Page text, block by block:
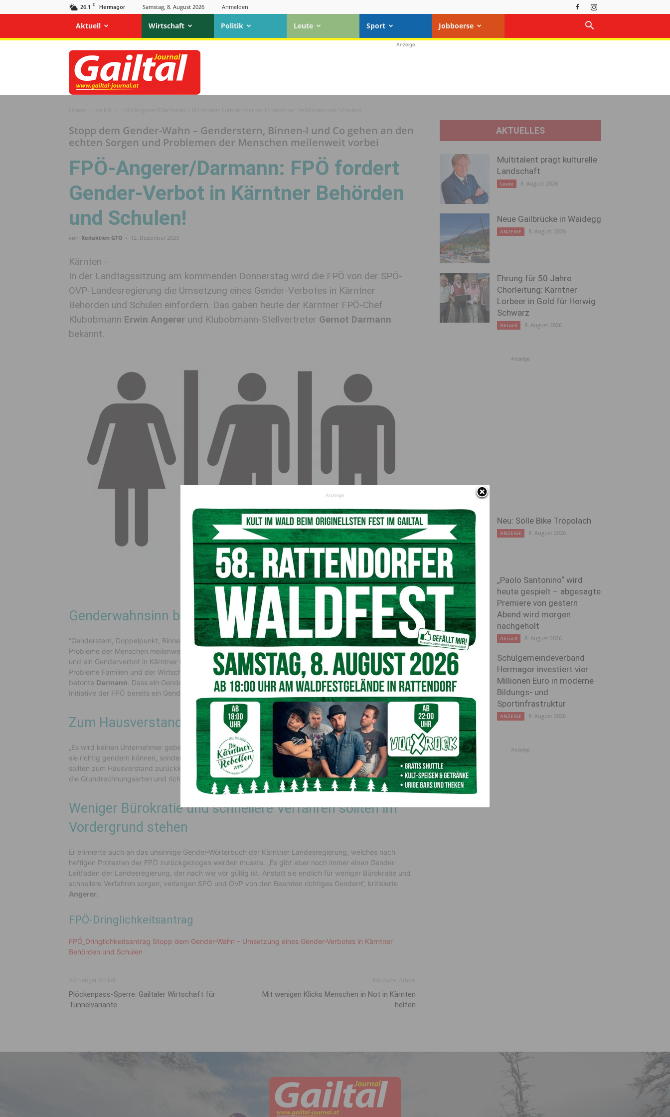
26.1 C Hermagor Samstag, 8. August 2026 Anmelden
Aktuell Wirtschaft Politik Leute Sport Jobboerse
Gailtal
Journal
Anzeige
Stopp dem Gender-Wahn – Genderstern, Binnen-I und Co gehen an den
echten Sorgen und Problemen der Menschen meilenweit vorbei
FPÖ-Angerer/Darmann: FPÖ fordert
Gender-Verbot in Kärntner Behörden
und Schulen!
von Redaktion GTO - 12. Dezember 2023
Kärnten -
In der Landtagssitzung am kommenden Donnerstag wird die FPÖ von der SPÖ-
ÖVP-Landesregierung die Umsetzung eines Gender-Verbotes in Kärntner
Behörden und Schulen einfordern. Das gaben heute der Kärntner FPÖ-Chef
Klubobmann Erwin Angerer und Klubobmann-Stellvertreter Gernot Darmann
bekannt.
© pixabay
Genderwahnsinn bekämpfen
“Genderstern, Doppelpunkt, Binnen-I und Co sind widersinnig und gehen an den echten Sorgen und
Probleme der Menschen meilenweit vorbei. Es ist längst überfällig, den Genderwahnsinn zu bekämpfen
und ein Genderverbot in Kärntner Behörden und Schulen umzusetzen. Wir müssen uns um die echten
Probleme Familien und der Wirtschaft kümmern, Gendern hat noch für niemanden etwas verbessert“,
betonte Darmann . Dass ein Gender-Verbot rechtlich möglich ist, zeige das Land Niederösterreich, wo auf
Initiative der FPÖ bereits ein Genderverbot umgesetzt wurde.
Zum Hausverstand zurückkommen
„Es wird keinen Unternehmer geben, der bei einem Bewerbungsgespräch junge Menschen fragen wird, ob
sie richtig gendern können, sondern er wird fragen, ob sie lesen, rechnen und schreiben können. Wir
sollten zum Hausverstand zurückkommen und das Bildungssystem dafür einsetzen, um unserer Jugend
die Grundrechnungsarten und richtiges Lesen und Schreiben beizubringen“, ergänzte FPÖ-ChefAngerer.
Weniger Bürokratie und schnellere Verfahren sollten im
Vordergrund stehen
Er erinnerte auch an das unsinnige Gender-Wörterbuch der Kärntner Landesregierung, welches nach
heftigen Protesten der FPÖ zurückgezogen werden musste. „Es gibt aber noch immer einen Gender-
Leitfaden der Landesregierung, der nach wie vor gültig ist. Anstatt sie endlich für weniger Bürokratie und
schnellere Verfahren sorgen, verlangen SPÖ und ÖVP von den Beamten richtiges Gendern“, kritisierte
Angerer
FPÖ-Dringlichkeitsantrag
FPÖ_Dringlichkeitsantrag Stopp dem Gender-Wahn – Umsetzung eines Gender-Verbotes in Kärntner
Behörden und Schulen
Plöckenpass-Sperre: Gailtaler Wirtschaft für
Tunnelvariante
Mit wenigen Klicks Menschen in Not in Kärnten
helfen
AKTUELLES
Multitalent prägt kulturelle
Landschaft
Leute 8. August 2026
Neue Gailbrücke in Waidegg
ANZEIGE 8. August 2026
Ehrung für 50 Jahre
Chorleitung: Kärntner
Lorbeer in Gold für Herwig
Schwarz
Aktuell 8. August 2026
Anzeige
Neu: Sölle Bike Tröpolach
ANZEIGE 8. August 2026
„Paolo Santonino“ wird
heute gespielt – abgesagte
Premiere von gestern
Abend wird morgen
nachgeholt
Aktuell 8. August 2026
Schulgemeindeverband
Hermagor investiert vier
Millionen Euro in moderne
Bildungs- und
Sportinfrastruktur
ANZEIGE 8. August 2026
Anzeige
Anzeige